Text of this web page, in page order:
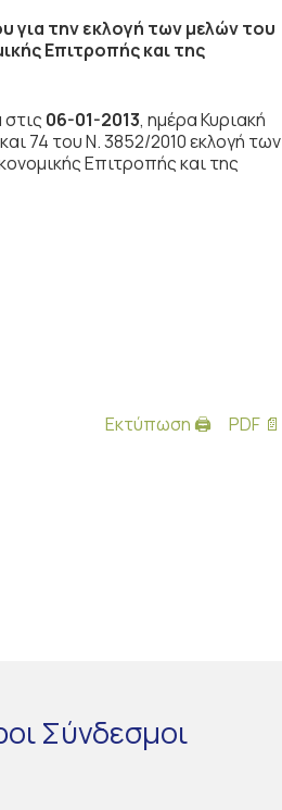
για την εκλογή των μελών του
Επιτροπής και της
06-01-2013, ημέρα Κυριακή
74 του Ν. 3852/2010 εκλογή των
Επιτροπής και της
Εκτύπωση 🖨 PDF 📄
Σύνδεσμοι